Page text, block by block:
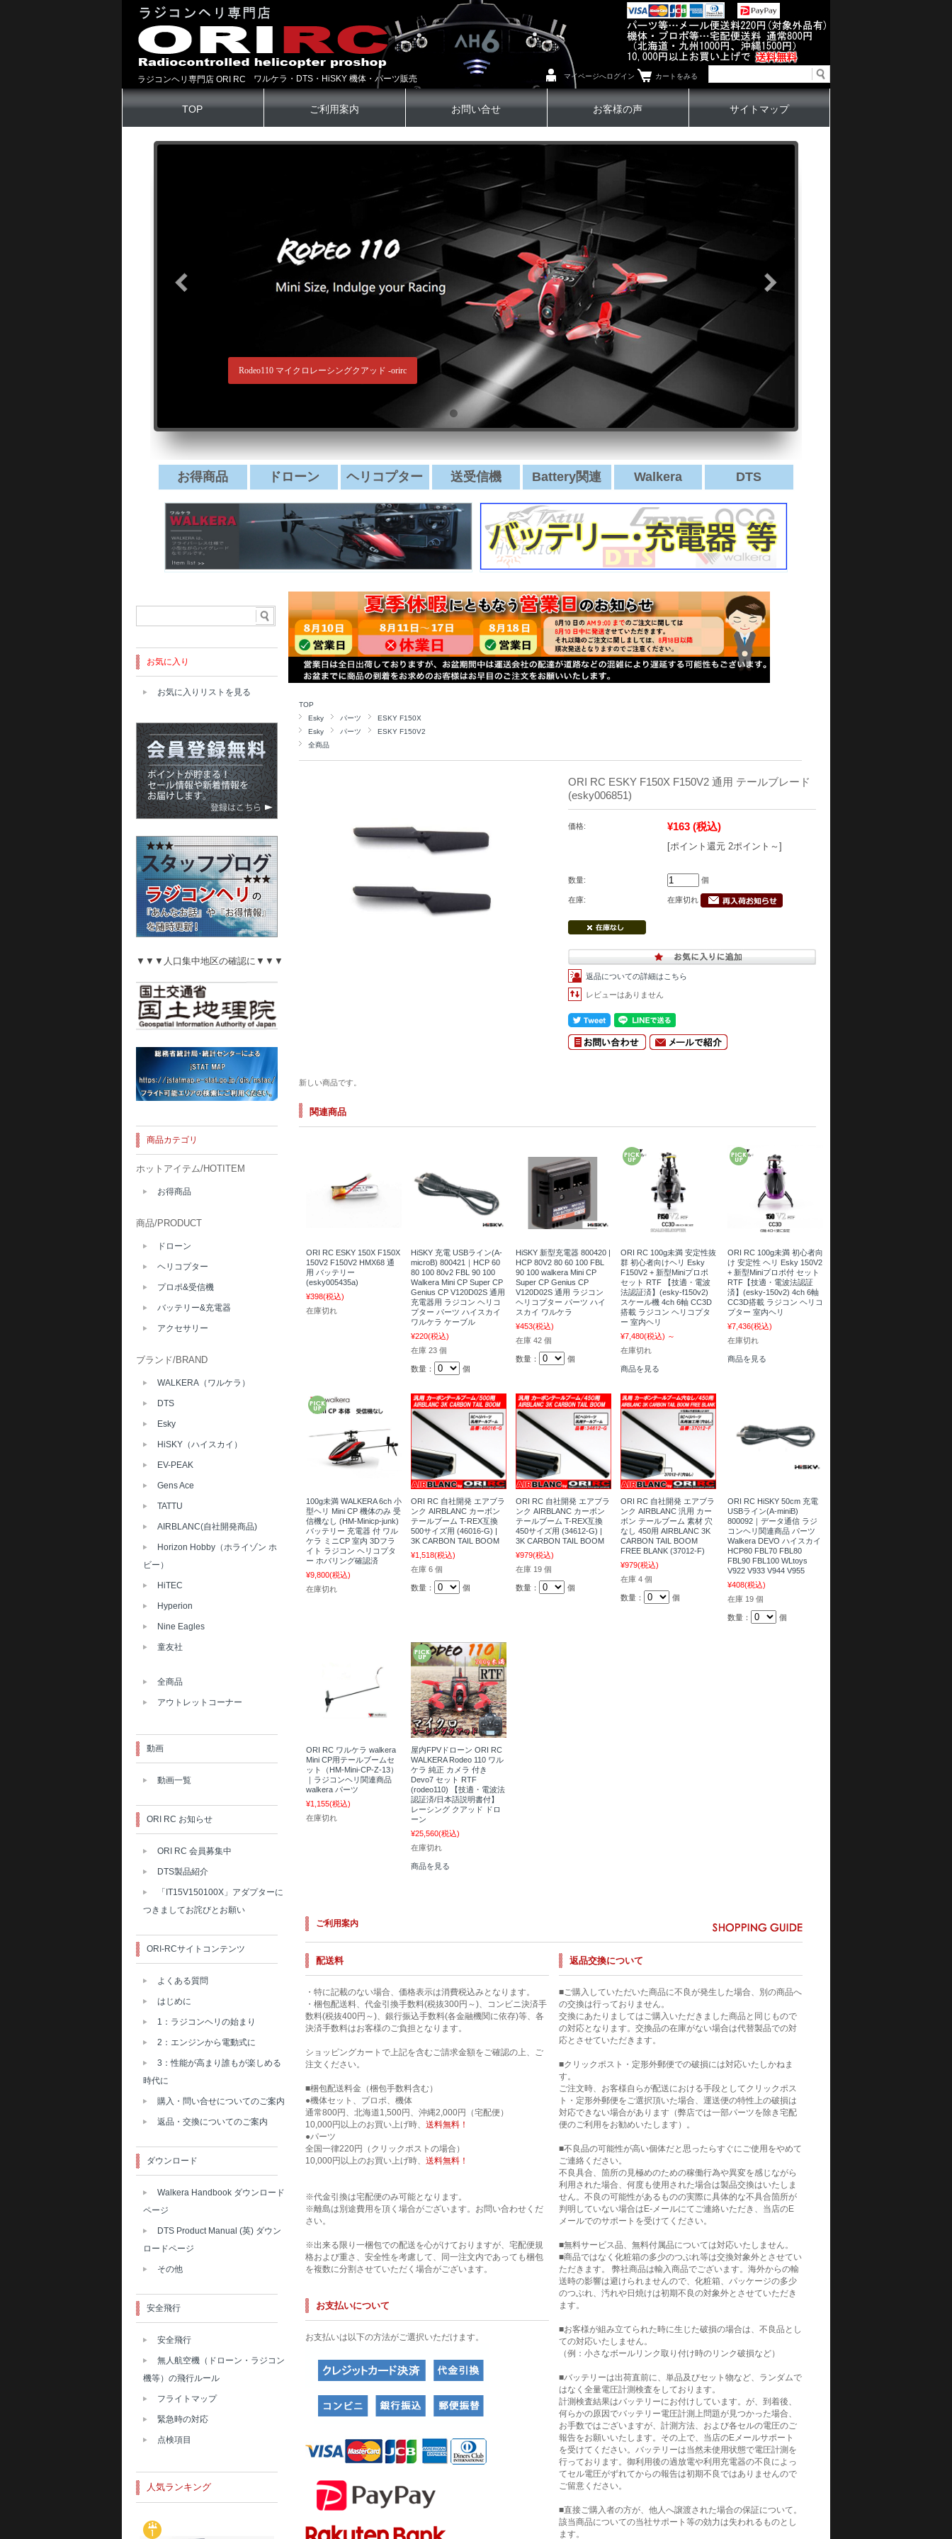
ラジコンヘリ専門店 ORI RC ワルケラ・DTS・HiSKY 機体・パーツ販売 マイページへログイン カートをみる
TOP ご利用案内 お問い合せ お客様の声 サイトマップ
TOP
Esky
パーツ
ESKY F150X
Esky
パーツ
ESKY F150V2
全商品
ORI RC ESKY F150X F150V2 通用 テールブレード
(esky006851)
価格: ¥163 (税込)
[ポイント還元 2ポイント～]
数量: 個
在庫: 在庫切れ
返品についての詳細はこちら
レビューはありません
新しい商品です。
関連商品
ORI RC ESKY 150X F150X
150V2 F150V2 HMX68 通
用 バッテリー
(esky005435a)
¥398(税込)
在庫切れ
HiSKY 充電 USBライン(A-
microB) 800421｜HCP 60
80 100 80v2 FBL 90 100
Walkera Mini CP Super CP
Genius CP V120D02S 通用
充電器用 ラジコン ヘリコ
プター パーツ ハイスカイ
ワルケラ ケーブル
¥220(税込)
在庫 23 個
数量： 個
HiSKY 新型充電器 800420 |
HCP 80V2 80 60 100 FBL
90 100 walkera Mini CP
Super CP Genius CP
V120D02S 通用 ラジコン
ヘリコプター パーツ ハイ
スカイ ワルケラ
¥453(税込)
在庫 42 個
数量： 個
ORI RC 100g未満 安定性抜
群 初心者向けヘリ Esky
F150V2 + 新型Miniプロポ
セット RTF 【技適・電波
法認証済】(esky-f150v2)
スケール機 4ch 6軸 CC3D
搭載 ラジコン ヘリコプタ
ー 室内ヘリ
¥7,480(税込) ～
在庫切れ
商品を見る
ORI RC 100g未満 初心者向
け 安定性 ヘリ Esky 150V2
+ 新型Miniプロポ付 セット
RTF【技適・電波法認証
済】(esky-150v2) 4ch 6軸
CC3D搭載 ラジコン ヘリコ
プター 室内ヘリ
¥7,436(税込)
在庫切れ
商品を見る
100g未満 WALKERA 6ch 小
型ヘリ Mini CP 機体のみ 受
信機なし (HM-Minicp-junk)
バッテリー 充電器 付 ワル
ケラ ミニCP 室内 3Dフラ
イト ラジコン ヘリコプタ
ー ホバリング確認済
¥9,800(税込)
在庫切れ
ORI RC 自社開発 エアブラ
ンク AIRBLANC カーボン
テールブーム T-REX互換
500サイズ用 (46016-G) |
3K CARBON TAIL BOOM
¥1,518(税込)
在庫 6 個
数量： 個
ORI RC 自社開発 エアブラ
ンク AIRBLANC カーボン
テールブーム T-REX互換
450サイズ用 (34612-G) |
3K CARBON TAIL BOOM
¥979(税込)
在庫 19 個
数量： 個
ORI RC 自社開発 エアブラ
ンク AIRBLANC 汎用 カー
ボン テールブーム 素材 穴
なし 450用 AIRBLANC 3K
CARBON TAIL BOOM
FREE BLANK (37012-F)
¥979(税込)
在庫 4 個
数量： 個
ORI RC HiSKY 50cm 充電
USBライン(A-miniB)
800092｜データ通信 ラジ
コンヘリ関連商品 パーツ
Walkera DEVO ハイスカイ
HCP80 FBL70 FBL80
FBL90 FBL100 WLtoys
V922 V933 V944 V955
¥408(税込)
在庫 19 個
数量： 個
ORI RC ワルケラ walkera
Mini CP用テールブームセ
ット（HM-Mini-CP-Z-13）
｜ラジコンヘリ関連商品
walkera パーツ
¥1,155(税込)
在庫切れ
屋内FPVドローン ORI RC
WALKERA Rodeo 110 ワル
ケラ 純正 カメラ 付き
Devo7 セット RTF
(rodeo110) 【技適・電波法
認証済/日本語説明書付】
レーシング クアッド ドロ
ーン
¥25,560(税込)
在庫切れ
商品を見る
ご利用案内
配送料
・特に記載のない場合、価格表示は消費税込みとなります。
・梱包配送料、代金引換手数料(税抜300円～)、コンビニ決済手
数料(税抜400円～)、銀行振込手数料(各金融機関に依存)等、各
決済手数料はお客様のご負担となります。
ショッピングカートで上記を含むご請求金額をご確認の上、ご
注文ください。
■梱包配送料金（梱包手数料含む）
●機体セット、プロポ、機体
通常800円、北海道1,500円、沖縄2,000円（宅配便）
10,000円以上のお買い上げ時、 送料無料！
●パーツ
全国一律220円（クリックポストの場合）
10,000円以上のお買い上げ時、 送料無料！
※代金引換は宅配便のみ可能となります。
※離島は別途費用を頂く場合がございます。お問い合わせくだ
さい。
※出来る限り一梱包での配送を心がけておりますが、宅配便規
格および重さ、安全性を考慮して、同一注文内であっても梱包
を複数に分割させていただく場合がございます。
お支払いについて
お支払いは以下の方法がご選択いただけます。
返品交換について
■ご購入していただいた商品に不良が発生した場合、別の商品へ
の交換は行っておりません。
交換にあたりましてはご購入いただきました商品と同じもので
の対応となります。交換品の在庫がない場合は代替製品での対
応とさせていただきます。
■クリックポスト・定形外郵便での破損には対応いたしかねま
す。
ご注文時、お客様自らが配送における手段としてクリックポス
ト・定形外郵便をご選択頂いた場合、運送便の特性上の破損は
対応できない場合があります（弊店では一部パーツを除き宅配
便のご利用をお勧めいたします）。
■不良品の可能性が高い個体だと思ったらすぐにご使用をやめて
ご連絡ください。
不良具合、箇所の見極めのための稼働行為や異変を感じながら
利用された場合、何度も使用された場合は製品交換はいたしま
せん。不良の可能性があるものの実際に具体的な不具合箇所が
判明していない場合はE-メールにてご連絡いただき、当店のE
メールでのサポートを受けてください。
■無料サービス品、無料付属品については対応いたしません。
■商品ではなく化粧箱の多少のつぶれ等は交換対象外とさせてい
ただきます。 弊社商品は輸入商品でございます。海外からの輸
送時の影響は避けられませんので、化粧箱、パッケージの多少
のつぶれ、汚れや日焼けは初期不良の対象外とさせていただき
ます。
■お客様が組み立てられた時に生じた破損の場合は、不良品とし
ての対応いたしません。
（例：小さなボールリンク取り付け時のリンク破損など）
■バッテリーは出荷直前に、単品及びセット物など、ランダムで
はなく全量電圧計測検査をしております。
計測検査結果はバッテリーにお付けしています。が、到着後、
何らかの原因でバッテリー電圧計測上問題が見つかった場合、
お手数ではございますが、計測方法、および各セルの電圧のご
報告をお願いいたします。その上で、当店のEメールサポート
を受けてください。バッテリーは当然未使用状態で電圧計測を
行っております。御利用後の過放電や利用充電器の不良によっ
てセル電圧がずれてからの報告は初期不良ではありませんので
ご留意ください。
■直接ご購入者の方が、他人へ譲渡された場合の保証について。
該当商品についての当社サポート等の効力は失われるものとし
ます。
お気に入り
お気に入りリストを見る
▼▼▼人口集中地区の確認に▼▼▼
商品カテゴリ
ホットアイテム/HOTITEM
お得商品
商品/PRODUCT
ドローン
ヘリコプター
プロポ&受信機
バッテリー&充電器
アクセサリー
ブランド/BRAND
WALKERA（ワルケラ）
DTS
Esky
HiSKY（ハイスカイ）
EV-PEAK
Gens Ace
TATTU
AIRBLANC(自社開発商品)
Horizon Hobby（ホライゾン ホ
ビー）
HiTEC
Hyperion
Nine Eagles
童友社
全商品
アウトレットコーナー
動画
動画一覧
ORI RC お知らせ
ORI RC 会員募集中
DTS製品紹介
「IT15V150100X」アダプターに
つきましてお詫びとお願い
ORI-RCサイトコンテンツ
よくある質問
はじめに
1：ラジコンヘリの始まり
2：エンジンから電動式に
3：性能が高まり誰もが楽しめる
時代に
購入・問い合せについてのご案内
返品・交換についてのご案内
ダウンロード
Walkera Handbook ダウンロード
ページ
DTS Product Manual (英) ダウン
ロードページ
その他
安全飛行
安全飛行
無人航空機（ドローン・ラジコン
機等）の飛行ルール
フライトマップ
緊急時の対応
点検項目
人気ランキング